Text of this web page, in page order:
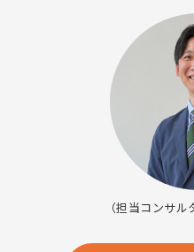
（担当コンサル